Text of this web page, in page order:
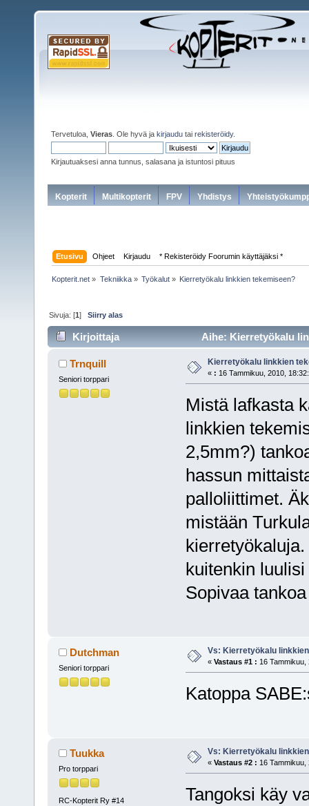
Tervetuloa, Vieras . Ole hyvä ja kirjaudu tai rekisteröidy.
Kirjautuaksesi anna tunnus, salasana ja istuntosi pituus
Kopterit Multikopterit FPV Yhdistys
Etusivu Ohjeet Kirjaudu * Rekisteröidy Foorumin käyttäjäksi *
Kopterit.net » Tekniikka» Työkalut» Kierretyökalu linkkien tekemiseen?
Sivuja: [1]Siirry alas
Kirjoittaja Aihe: Kierretyökalu
Trnquill
Seniori torppari
Kierretyökalu linkkien
« : 16 Tammikuu, 2010,
Mistä lafkasta
linkkien
2,5mm?)
hassun
palloliittimet.
mistään
kuitenkin
Sopivaa
Dutchman
Seniori torppari
Vs: Kierretyökalu
« Vastaus #1 : 16 Tammikuu,
Katoppa
Tuukka
Pro torppari
RC-Kopterit Ry #14
Vs: Kierretyökalu
« Vastaus #2 : 16 Tammikuu,
Tangoksi käy